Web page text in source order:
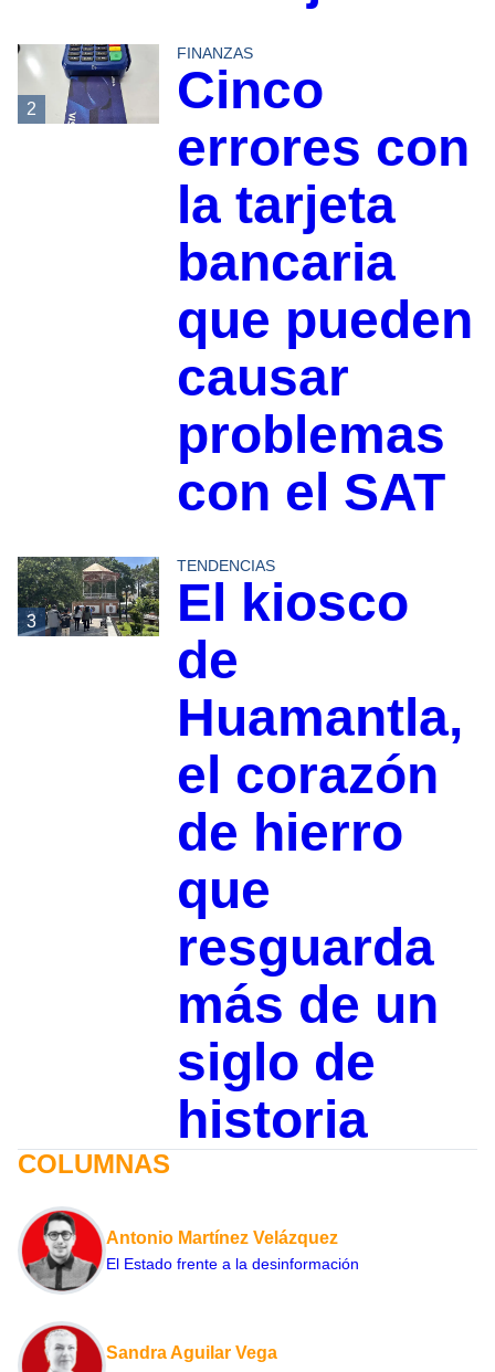
2
FINANZAS
Cinco
errores con
la tarjeta
bancaria
que pueden
causar
problemas
con el SAT
3
TENDENCIAS
El kiosco
de
Huamantla,
el corazón
de hierro
que
resguarda
más de un
siglo de
historia
COLUMNAS
Antonio Martínez Velázquez
El Estado frente a la desinformación
Sandra Aguilar Vega